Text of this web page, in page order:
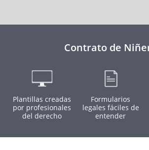
Contrato de
Plantillas creadas
por profesionales
del derecho
Formularios
legales fáciles de
entender